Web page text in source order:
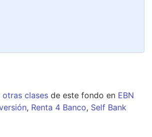
otras clases de este fondo en EBN
, Renta 4 Banco, Self Bank